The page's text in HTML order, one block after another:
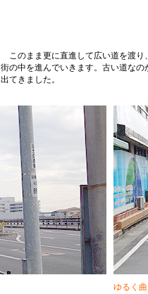
このまま更に直進して広い道を渡り
街の中を進んでいきます。古い道なの
出てきました。
ゆるく